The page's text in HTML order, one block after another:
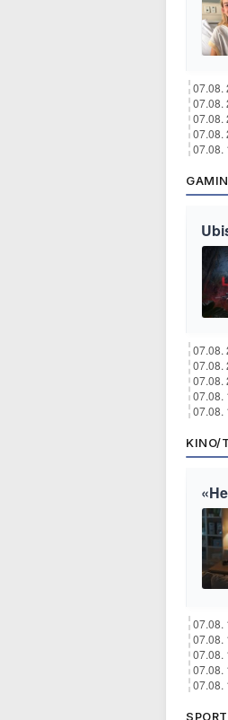
07.08.
07.08.
07.08.
07.08.
07.08.
07.08.
07.08.
07.08.
07.08.
07.08.
KINO/
07.08.
07.08.
07.08.
07.08.
07.08.